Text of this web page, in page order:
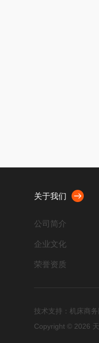
关于我们
公司简介
企业文化
荣誉资质
技术支持：机床商务
Copyright © 2026